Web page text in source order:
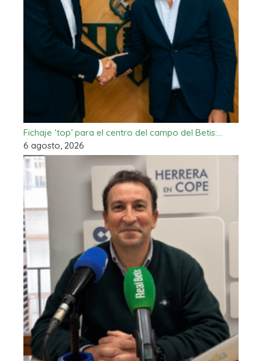
Fichaje ‘top’ para el centro del campo del Betis:…
6 agosto, 2026